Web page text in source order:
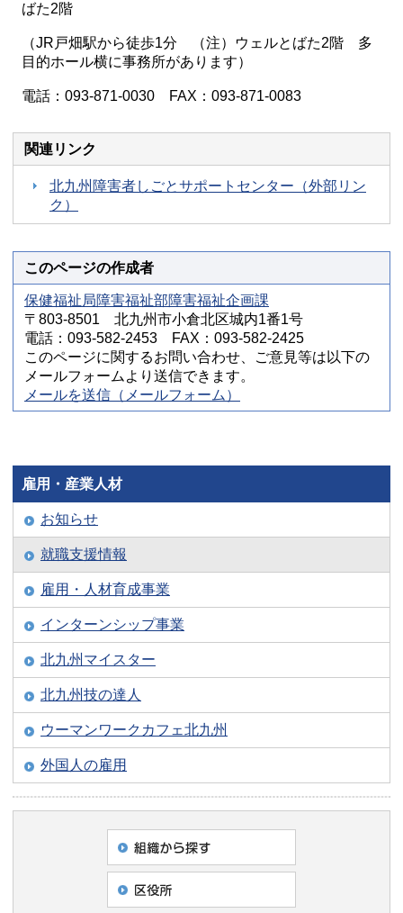
ばた2階
（JR戸畑駅から徒歩1分 （注）ウェルとばた2階 多
目的ホール横に事務所があります）
電話：093-871-0030 FAX：093-871-0083
関連リンク
北九州障害者しごとサポートセンター（外部リン
ク）
このページの作成者
保健福祉局障害福祉部障害福祉企画課
〒803-8501 北九州市小倉北区城内1番1号
電話：093-582-2453 FAX：093-582-2425
このページに関するお問い合わせ、ご意見等は以下の
メールフォームより送信できます。
メールを送信（メールフォーム）
雇用・産業人材
お知らせ
就職支援情報
雇用・人材育成事業
インターンシップ事業
北九州マイスター
北九州技の達人
ウーマンワークカフェ北九州
外国人の雇用